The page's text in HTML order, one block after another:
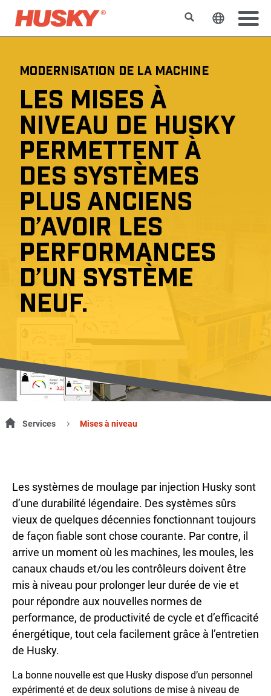
RechercherChanger
MODERNISATION DE LA MACHINE
LES MISES À
NIVEAU DE HUSKY
PERMETTENT À
DES SYSTÈMES
PLUS ANCIENS
D’AVOIR LES
PERFORMANCES
D’UN SYSTÈME
NEUF.
Services Mises à niveau
Les systèmes de moulage par injection Husky sont
d’une durabilité légendaire. Des systèmes sûrs
vieux de quelques décennies fonctionnant toujours
de façon fiable sont chose courante. Par contre, il
arrive un moment où les machines, les moules, les
canaux chauds et/ou les contrôleurs doivent être
mis à niveau pour prolonger leur durée de vie et
pour répondre aux nouvelles normes de
performance, de productivité de cycle et d’efficacité
énergétique, tout cela facilement grâce à l’entretien
de Husky.
La bonne nouvelle est que Husky dispose d’un personnel
expérimenté et de deux solutions de mise à niveau de